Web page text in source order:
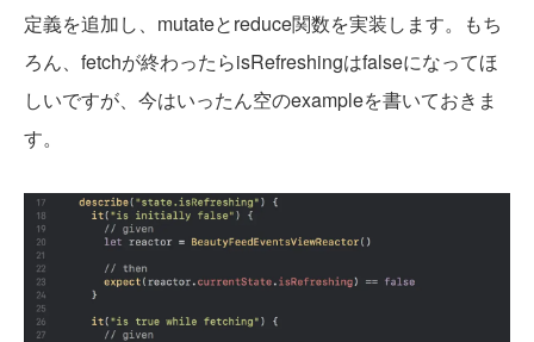
定義を追加し、mutateとreduce関数を実装します。もち
ろん、fetchが終わったらisRefreshingはfalseになってほ
しいですが、今はいったん空のexampleを書いておきま
す。